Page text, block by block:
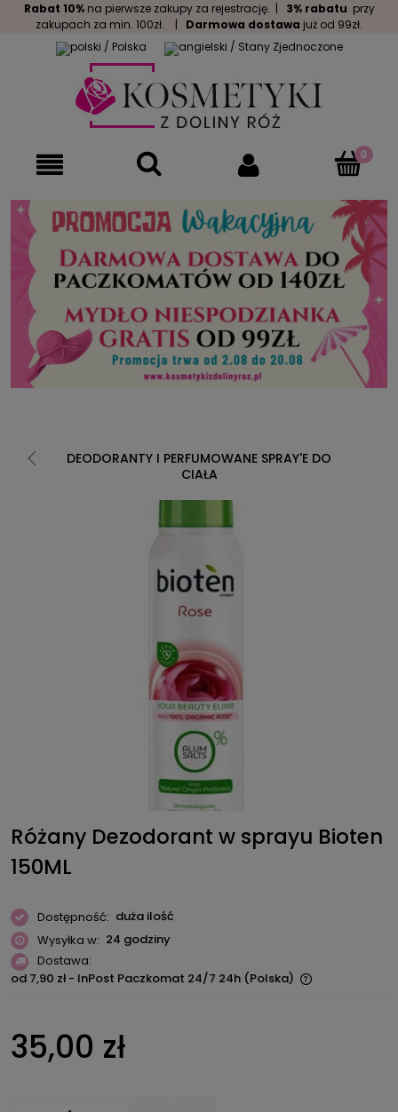
Rabat 10%na pierwsze zakupy za rejestrację. | 3% rabatu przy
zakupach za min. 100zł. | Darmowa dostawa już od 99zł.
DEODORANTY I PERFUMOWANE SPRAY'E DO
CIAŁA
Różany Dezodorant w sprayu Bioten
150ML
Dostępność: duża ilość
Wysyłka w: 24 godziny
Dostawa:
od 7,90 zł - InPost Paczkomat 24/7 24h (Polska)
35,00 zł